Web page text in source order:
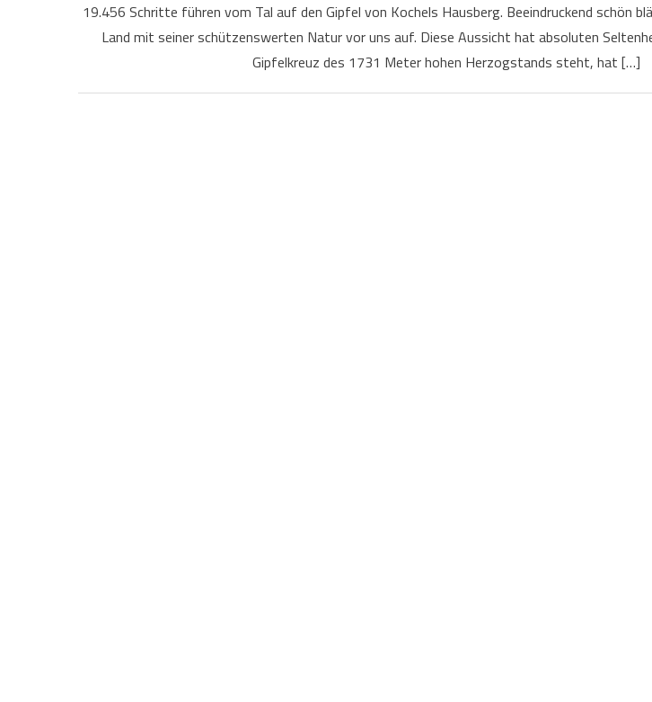
19.456 Schritte führen vom Tal auf den Gipfel von Kochels Hausberg. Beeindruckend schön
Land mit seiner schützenswerten Natur vor uns auf. Diese Aussicht hat absoluten
Gipfelkreuz des 1731 Meter hohen Herzogstands steht, hat […]